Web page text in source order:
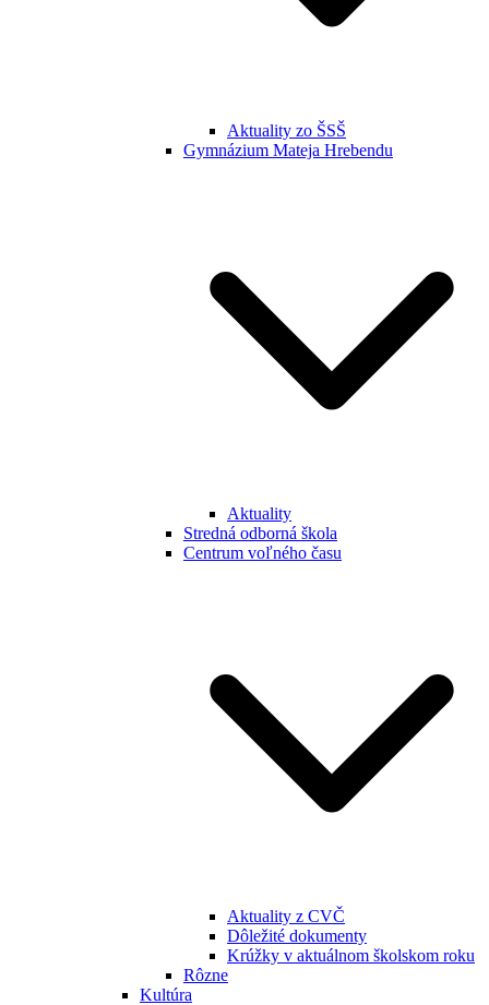
Aktuality zo ŠSŠ
Gymnázium Mateja Hrebendu
Aktuality
Stredná odborná škola
Centrum voľného času
Aktuality z CVČ
Dôležité dokumenty
Krúžky v aktuálnom školskom roku
Rôzne
Kultúra